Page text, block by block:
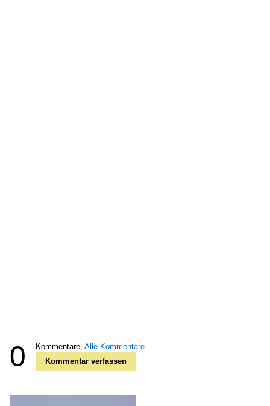
0 Kommentare, Alle Kommentare
Kommentar verfassen